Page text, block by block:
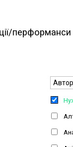
перформанси